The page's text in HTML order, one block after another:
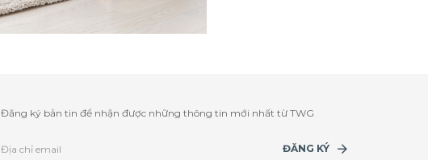
Đăng ký bản tin để nhận được những thông tin mới nhất từ TWG
ĐĂNG KÝ